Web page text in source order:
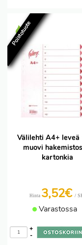
Poistotuote
Välilehti A4+ leveä
muovi
kartonkia
Hinta 3,52€ /
Varastossa
-
+